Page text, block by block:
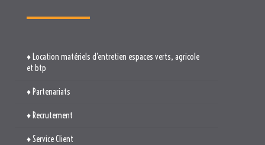
♦ Location matériels d’entretien espaces verts, agricole
et btp
♦ Partenariats
♦ Recrutement
♦ Service Client